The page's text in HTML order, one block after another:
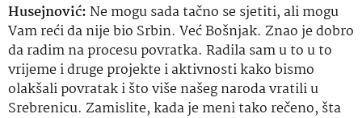
Husejnović:Ne mogu sada tačno se sjetiti, ali mogu
Vam reći da nije bio Srbin. Već Bošnjak. Znao je dobro
da radim na procesu povratka. Radila sam u to u to
vrijeme i druge projekte i aktivnosti kako bismo
olakšali povratak i što više našeg naroda vratili u
Srebrenicu. Zamislite, kada je meni tako rečeno, šta